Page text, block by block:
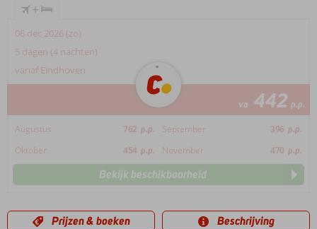
+
06 dec 2026 (zo)
5 dagen (4 nachten)
vanaf Eindhoven
va 442 p.p.
Augustus 762 p.p. September 396 p.p.
Oktober
454 p.p. November 470 p.p.
Bekijk beschikbaarheid
Prijzen & boeken Beschrijving